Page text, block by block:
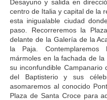
Desayuno y salida en
centro de Italia y capital de la
esta inigualable ciudad
paso. Recorreremos la
delante de la Galería de la
la Paja. Contemplaremos
mármoles en la fachada de
su inconfundible Campanario
del Baptisterio y sus
asomaremos al conocido
Plaza de Santa Croce para